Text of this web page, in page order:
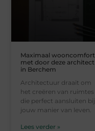
Maximaal wooncomfort
met door deze architect
in Berchem
Architectuur draait om
het creëren van ruimtes
die perfect aansluiten bij
jouw manier van leven.
Lees verder »